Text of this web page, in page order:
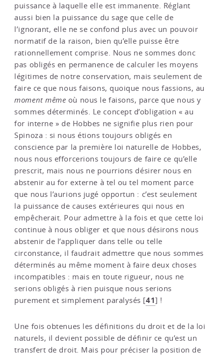
puissance à laquelle elle est immanente. Réglant
aussi bien la puissance du sage que celle de
l’ignorant, elle ne se confond plus avec un pouvoir
normatif de la raison, bien qu’elle puisse être
rationnellement comprise. Nous ne sommes donc
pas obligés en permanence de calculer les moyens
légitimes de notre conservation, mais seulement de
faire ce que nous faisons, quoique nous fassions, au
moment même où nous le faisons, parce que nous y
sommes déterminés. Le concept d’obligation « au
for interne » de Hobbes ne signifie plus rien pour
Spinoza : si nous étions toujours obligés en
conscience par la première loi naturelle de Hobbes,
nous nous efforcerions toujours de faire ce qu’elle
prescrit, mais nous ne pourrions désirer nous en
abstenir au for externe à tel ou tel moment parce
que nous l’aurions jugé opportun : c’est seulement
la puissance de causes extérieures qui nous en
empêcherait. Pour admettre à la fois et que cette loi
continue à nous obliger et que nous désirons nous
abstenir de l’appliquer dans telle ou telle
circonstance, il faudrait admettre que nous sommes
déterminés au même moment à faire deux choses
incompatibles : mais en toute rigueur, nous ne
serions obligés à rien puisque nous serions
purement et simplement paralysés [41] !
Une fois obtenues les définitions du droit et de la loi
naturels, il devient possible de définir ce qu’est un
transfert de droit. Mais pour préciser la position de